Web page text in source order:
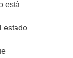
está
estado